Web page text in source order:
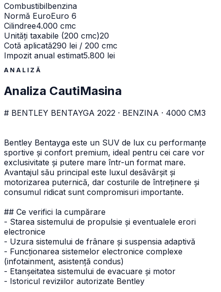
Combustibilbenzina
Normă EuroEuro 6
Cilindree4.000 cmc
Unități taxabile (200 cmc)20
Cotă aplicată290 lei / 200 cmc
Impozit anual estimat5.800 lei
ANALIZĂ
Analiza CautiMasina
# BENTLEY BENTAYGA 2022 · BENZINA · 4000 CM3
Bentley Bentayga este un SUV de lux cu performanțe
sportive și confort premium, ideal pentru cei care vor
exclusivitate și putere mare într-un format mare.
Avantajul său principal este luxul desăvârșit și
motorizarea puternică, dar costurile de întreținere și
consumul ridicat sunt compromisuri importante.
## Ce verifici la cumpărare
- Starea sistemului de propulsie și eventualele erori
electronice
- Uzura sistemului de frânare și suspensia adaptivă
- Funcționarea sistemelor electronice complexe
(infotainment, asistență condus)
- Etanșeitatea sistemului de evacuare și motor
- Istoricul reviziilor autorizate Bentley